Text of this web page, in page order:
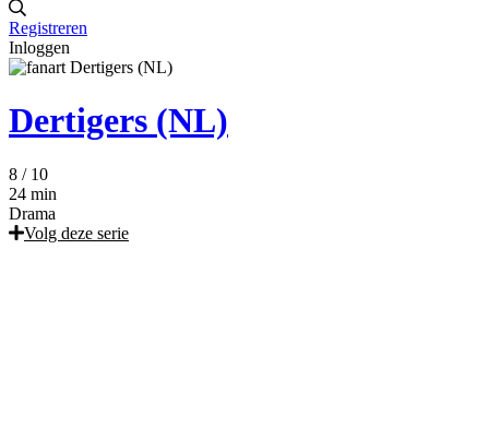
Registreren
Inloggen
Dertigers (NL)
8 / 10
24 min
Drama
Volg deze serie